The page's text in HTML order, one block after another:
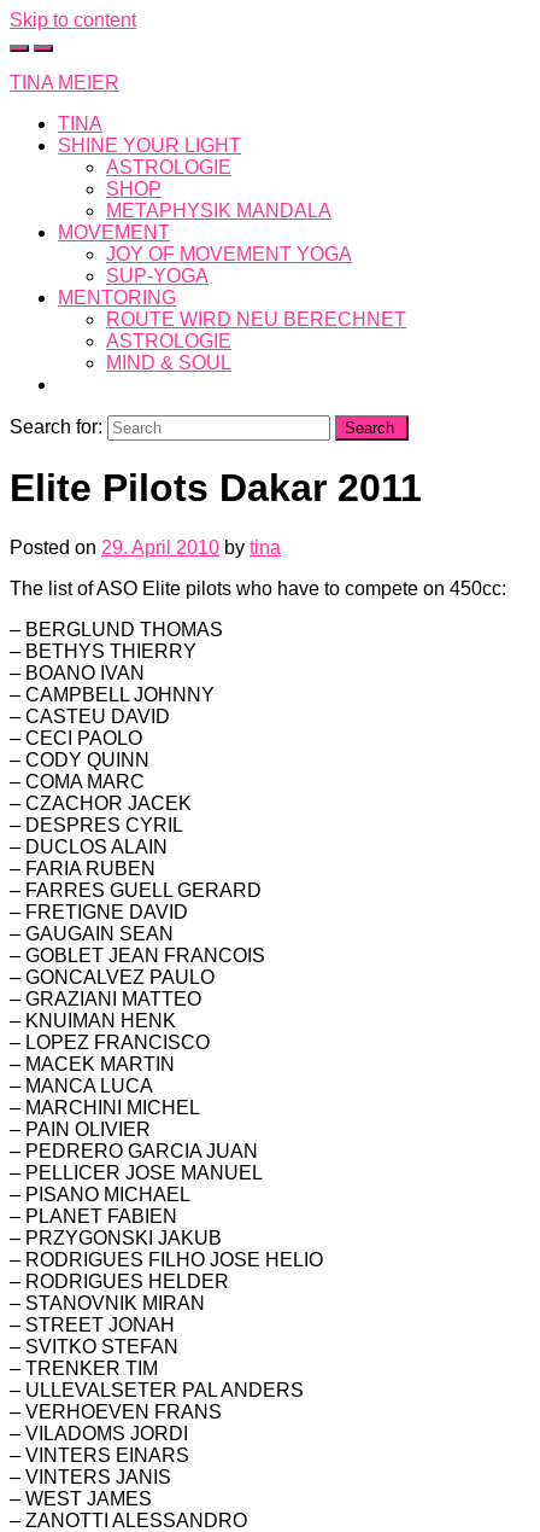
Skip to content
TINA MEIER
TINA
SHINE YOUR LIGHT
ASTROLOGIE
SHOP
METAPHYSIK MANDALA
MOVEMENT
JOY OF MOVEMENT YOGA
SUP-YOGA
MENTORING
ROUTE WIRD NEU BERECHNET
ASTROLOGIE
MIND & SOUL
Search for:
Elite Pilots Dakar 2011
Posted on 29. April 2010 by tina
The list of ASO Elite pilots who have to compete on 450cc:
– BERGLUND THOMAS
– BETHYS THIERRY
– BOANO IVAN
– CAMPBELL JOHNNY
– CASTEU DAVID
– CECI PAOLO
– CODY QUINN
– COMA MARC
– CZACHOR JACEK
– DESPRES CYRIL
– DUCLOS ALAIN
– FARIA RUBEN
– FARRES GUELL GERARD
– FRETIGNE DAVID
– GAUGAIN SEAN
– GOBLET JEAN FRANCOIS
– GONCALVEZ PAULO
– GRAZIANI MATTEO
– KNUIMAN HENK
– LOPEZ FRANCISCO
– MACEK MARTIN
– MANCA LUCA
– MARCHINI MICHEL
– PAIN OLIVIER
– PEDRERO GARCIA JUAN
– PELLICER JOSE MANUEL
– PISANO MICHAEL
– PLANET FABIEN
– PRZYGONSKI JAKUB
– RODRIGUES FILHO JOSE HELIO
– RODRIGUES HELDER
– STANOVNIK MIRAN
– STREET JONAH
– SVITKO STEFAN
– TRENKER TIM
– ULLEVALSETER PAL ANDERS
– VERHOEVEN FRANS
– VILADOMS JORDI
– VINTERS EINARS
– VINTERS JANIS
– WEST JAMES
– ZANOTTI ALESSANDRO